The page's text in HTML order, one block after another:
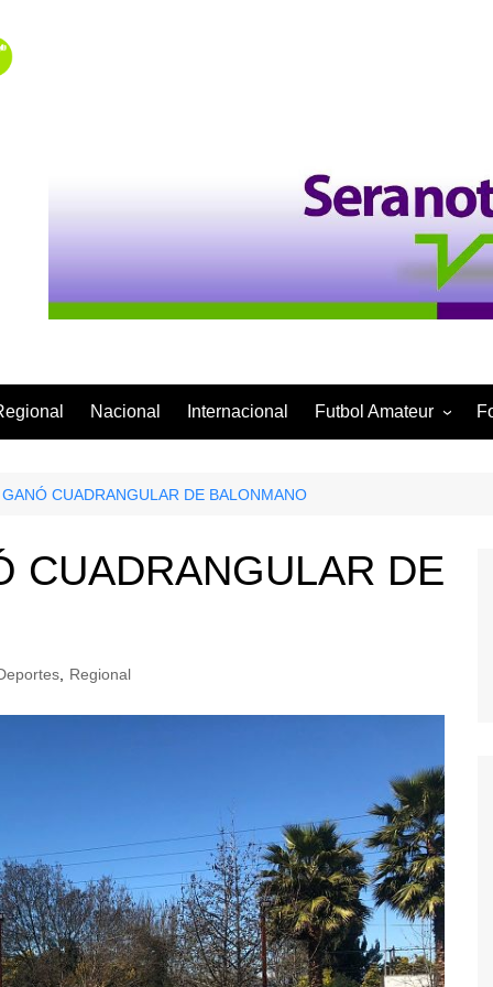
Nacional Internacional Futbol Amateur
CUADRANGULAR DE BALONMANO
CUADRANGULAR DE
, Regional